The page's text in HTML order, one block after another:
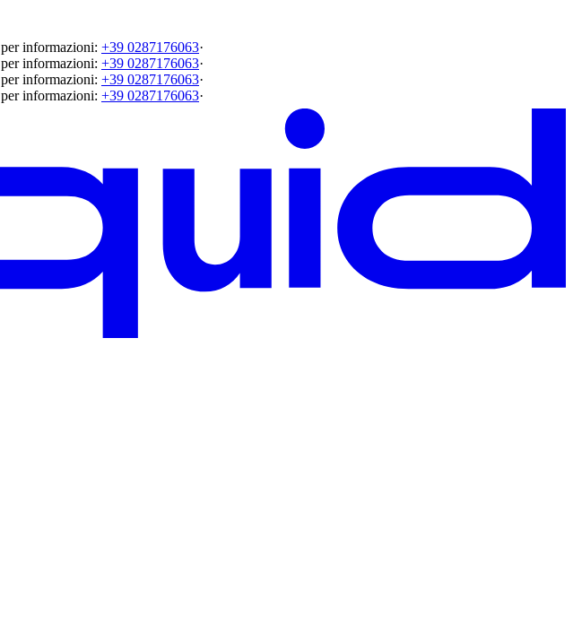
informazioni: +39 0287176063·
informazioni: +39 0287176063·
informazioni: +39 0287176063·
informazioni: +39 0287176063·